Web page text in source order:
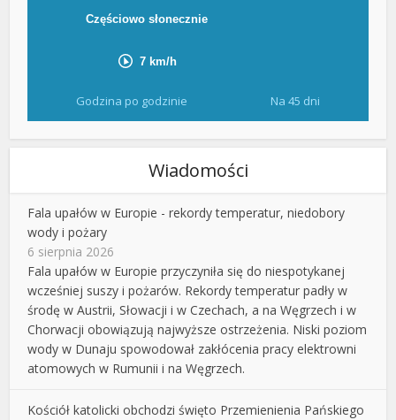
Godzina po godzinie Na 45 dni
Wiadomości
Fala upałów w Europie - rekordy temperatur, niedobory
wody i pożary
6 sierpnia 2026
Fala upałów w Europie przyczyniła się do niespotykanej
wcześniej suszy i pożarów. Rekordy temperatur padły w
środę w Austrii, Słowacji i w Czechach, a na Węgrzech i w
Chorwacji obowiązują najwyższe ostrzeżenia. Niski poziom
wody w Dunaju spowodował zakłócenia pracy elektrowni
atomowych w Rumunii i na Węgrzech.
Kościół katolicki obchodzi święto Przemienienia Pańskiego